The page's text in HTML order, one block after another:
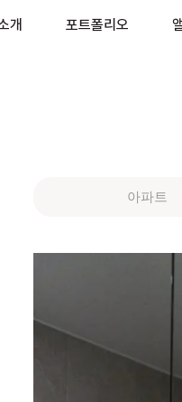
개 포트폴리오
아파트